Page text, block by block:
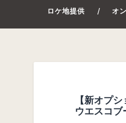
ロケ地提供 オ
【新オプシ
ウエスコブ